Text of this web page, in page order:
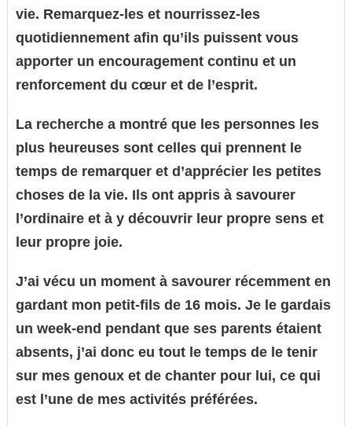
vie. Remarquez-les et nourrissez-les
quotidiennement afin qu’ils puissent vous
apporter un encouragement continu et un
renforcement du cœur et de l’esprit.
La recherche a montré que les personnes les
plus heureuses sont celles qui prennent le
temps de remarquer et d’apprécier les petites
choses de la vie. Ils ont appris à savourer
l’ordinaire et à y découvrir leur propre sens et
leur propre joie.
J’ai vécu un moment à savourer récemment en
gardant mon petit-fils de 16 mois. Je le gardais
un week-end pendant que ses parents étaient
absents, j’ai donc eu tout le temps de le tenir
sur mes genoux et de chanter pour lui, ce qui
est l’une de mes activités préférées.